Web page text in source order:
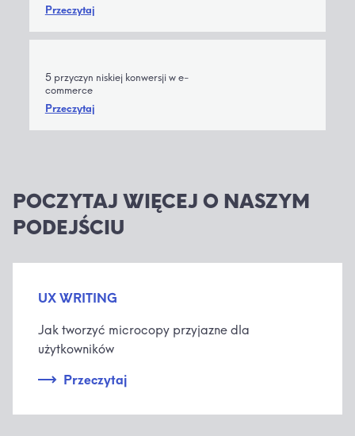
Przeczytaj
5 przyczyn niskiej konwersji w e-
commerce
Przeczytaj
POCZYTAJ WIĘCEJ O NASZYM
PODEJŚCIU
UX WRITING
Jak tworzyć microcopy przyjazne dla
użytkowników
Przeczytaj